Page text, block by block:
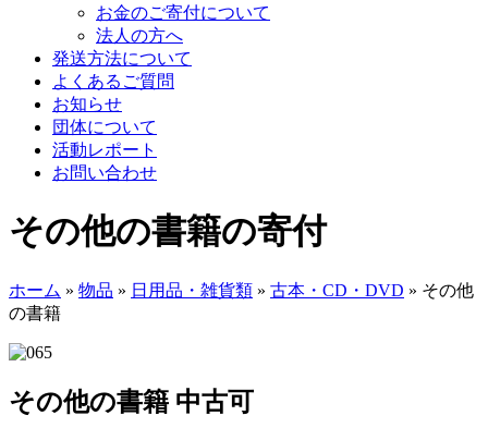
お金のご寄付について
法人の方へ
発送方法について
よくあるご質問
お知らせ
団体について
活動レポート
お問い合わせ
その他の書籍の寄付
ホーム » 物品 » 日用品・雑貨類 » 古本・CD・DVD » その他
の書籍
その他の書籍 中古可